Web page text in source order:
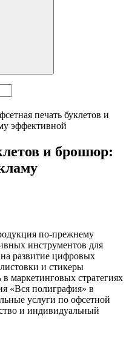
печать буклетов и
эффективной
и брошюр:
по-прежнему
инструментов для
развитие цифровых
и стикеры
маркетинговых стратегиях
«Вся полиграфия» в
услуги по офсетной
и индивидуальный